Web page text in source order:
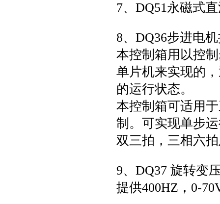
7、DQ51永磁式
8、DQ36步进电
本控制箱用以控
单片机来实现的
的运行状态。
本控制箱可适用
制。可实现单步
双三拍，三相六
9、DQ37 旋转变
提供400HZ，0-